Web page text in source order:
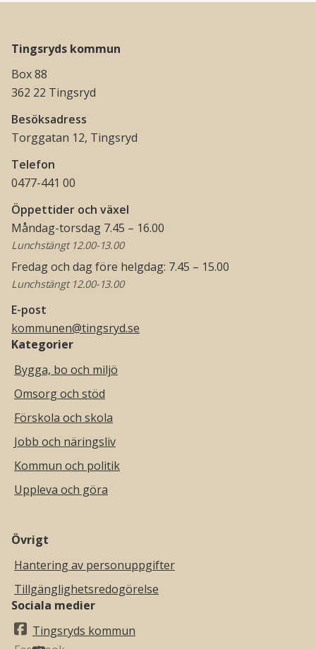
Tingsryds kommun
Box 88
362 22 Tingsryd
Besöksadress
Torggatan 12, Tingsryd
Telefon
0477-441 00
Öppettider och växel
Måndag-torsdag 7.45 – 16.00
Lunchstängt 12.00-13.00
Fredag och dag före helgdag: 7.45 – 15.00
Lunchstängt 12.00-13.00
E-post
kommunen@tingsryd.se
Kategorier
Bygga, bo och miljö
Omsorg och stöd
Förskola och skola
Jobb och näringsliv
Kommun och politik
Uppleva och göra
Övrigt
Hantering av personuppgifter
Tillgänglighetsredogörelse
Sociala medier
Tingsryds kommun